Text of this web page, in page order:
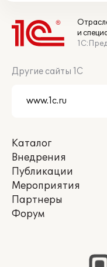
и
Другие сайты 1С
Каталог
Внедрения
Публикации
Мероприятия
Партнеры
Форум